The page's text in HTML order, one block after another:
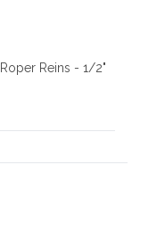
Reins - 1/2"